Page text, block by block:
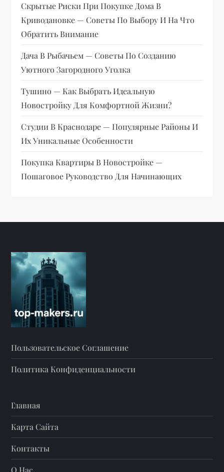
и
я
п
о
з
а
п
и
м
Скрытые Риски При Покупке Дома В
Криводановке — Советы По Выбору И На Что
Обратить Внимание
Дача В Рыбачьем — Советы По Созданию
Уютного Загородного Уголка
Тушино — Как Выбрать Идеальную
Новостройку Для Комфортной Жизни?
Студии В Краснодаре — Популярные Районы И
Их Уникальные Особенности
Покупка Квартиры В Новостройке —
Пошаговое Руководство Для Начинающих
Пользовательское Соглашение
Политика Конфиденциальности
Главная
Карта Сайта
Контакты
О Нас